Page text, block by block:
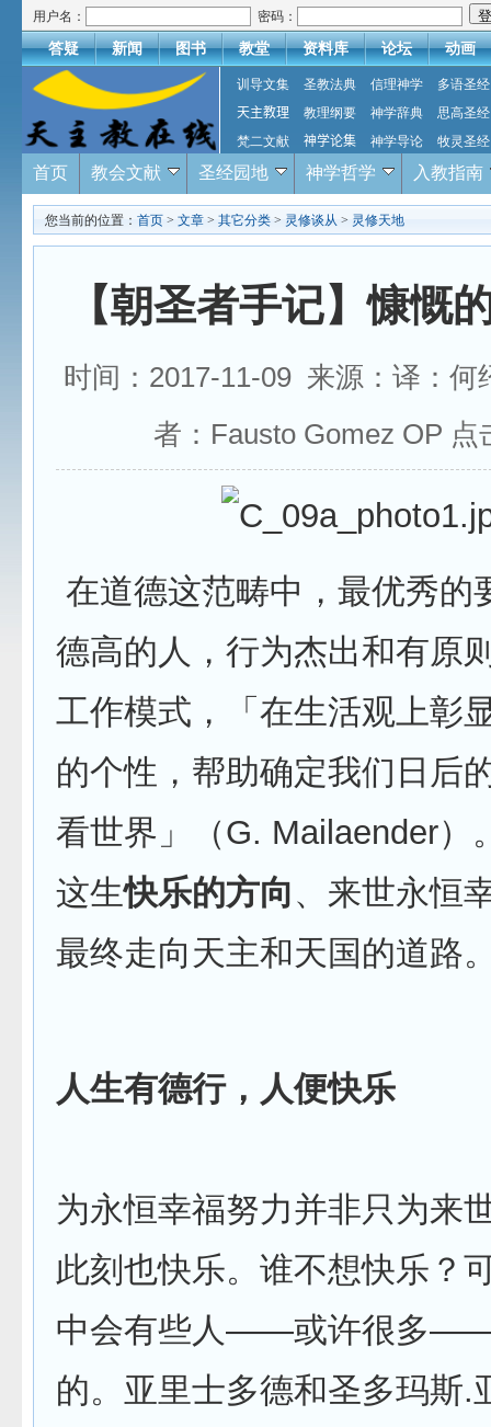
用户名： 密码：
答疑 新闻 图书 教堂 资料库 论坛 动画
训导文集 圣教法典 信理神学
多语圣经
天主教理
教理纲要 神学辞典
思高圣经
梵二文献
神学论集 神学导论 牧灵圣经
首页 教会文献 圣经园地 神学哲学 入教指南
您当前的位置： 首页 > 文章 > 其它分类 > 灵修谈从 > 灵修天地
【朝圣者手记】慷慨
时间：2017-11-09 来源：译：
者：Fausto Gomez OP 点
在道德这范畴中，最优秀的
德高的人，行为杰出和有原
工作模式，「在生活观上彰
的个性，帮助确定我们日后
看世界」（G. Mailaender）
这生快乐的方向、来世永恒
最终走向天主和天国的道路
人生有德行，人便快乐
为永恒幸福努力并非只为来
此刻也快乐。谁不想快乐？
中会有些人——或许很多——
的。亚里士多德和圣多玛斯.